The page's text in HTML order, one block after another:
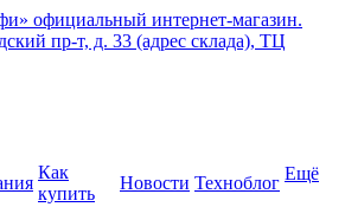
официальный интернет-магазин.
пр-т, д. 33 (адрес склада), ТЦ
Как
купить
Новости Техноблог Ещё